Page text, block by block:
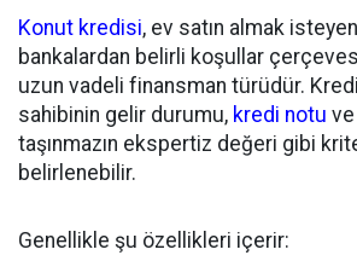
Konut kredisi, ev satın almak
bankalardan belirli koşullar
uzun vadeli finansman türüdür.
sahibinin gelir durumu, kredi notu ve
taşınmazın ekspertiz değeri gibi
belirlenebilir.
Genellikle şu özellikleri içerir: